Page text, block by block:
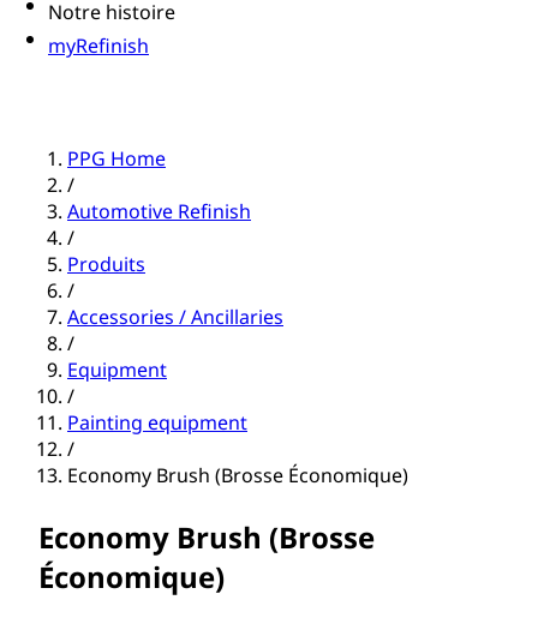
Notre histoire
myRefinish
PPG Home
/
Automotive Refinish
/
Produits
/
Accessories / Ancillaries
/
Equipment
/
Painting equipment
/
Economy Brush (Brosse Économique)
Economy Brush (Brosse
Économique)